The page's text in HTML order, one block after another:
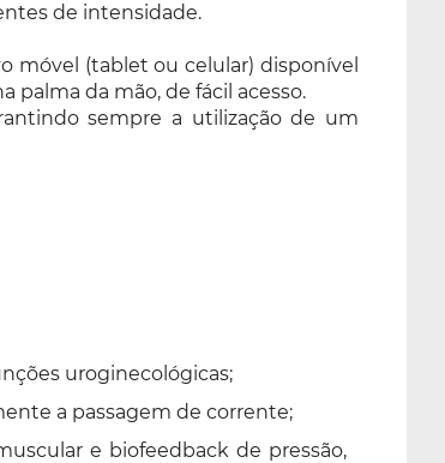
de intensidade.
móvel (tablet ou celular) disponível
palma da mão, de fácil acesso.
sempre a utilização de um
uroginecológicas;
a passagem de corrente;
e biofeedback de pressão,